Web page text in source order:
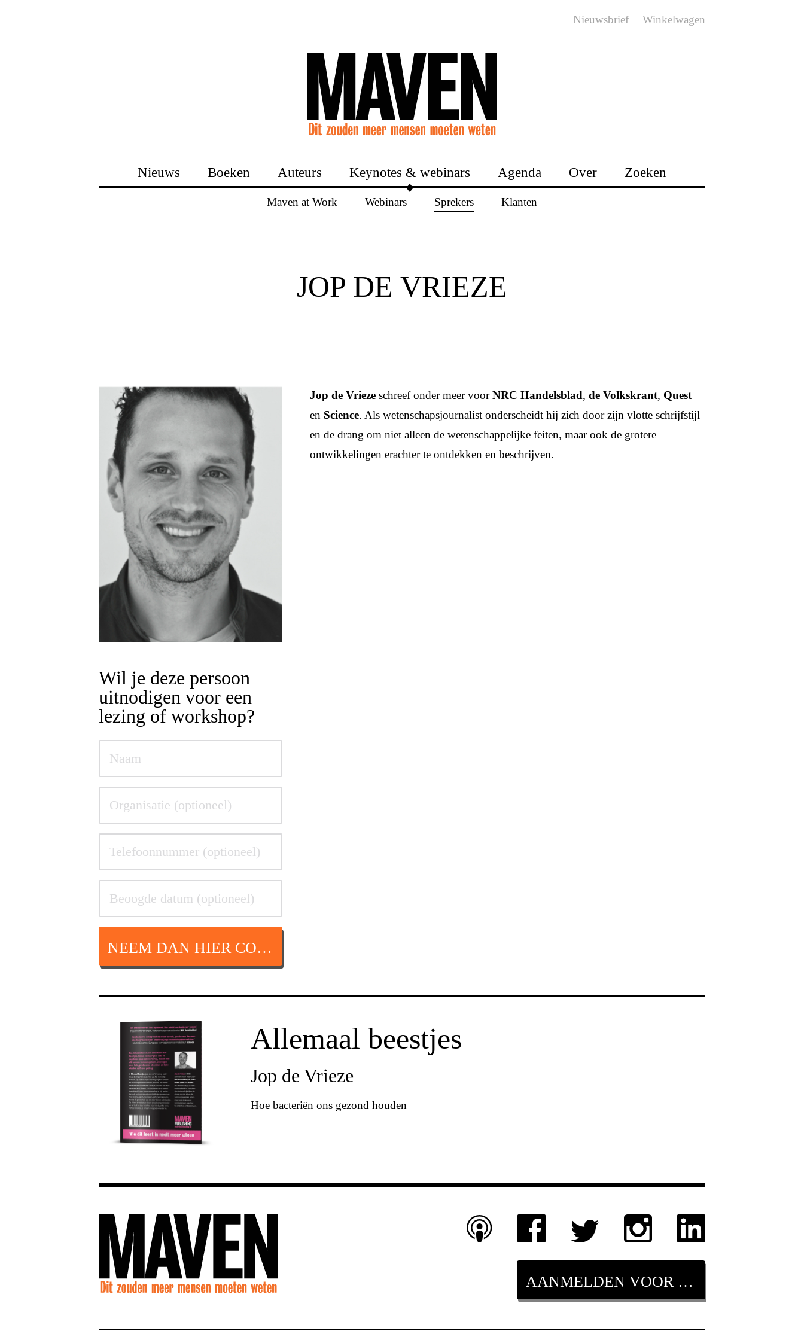
Nieuwsbrief Winkelwagen
Nieuws Boeken Auteurs Keynotes & webinars
Maven at Work Webinars Sprekers Klanten
Agenda Over Zoeken
JOP DE VRIEZE
Wil je deze persoon
uitnodigen voor een
lezing of workshop?
NEEM DAN HIER CONTACT OP
Jop de Vrieze schreef onder meer voorNRC Handelsblad,de Volkskrant, Quest
en Science. Als wetenschapsjournalist onderscheidt hij zich door zijn vlotte schrijfstijl
en de drang om niet alleen de wetenschappelijke feiten, maar ook de grotere
ontwikkelingen erachter te ontdekken en beschrijven.
Allemaal beestjes
Jop de Vrieze
Hoe bacteriën ons gezond houden
AANMELDEN VOOR NIEUWSBRIEF